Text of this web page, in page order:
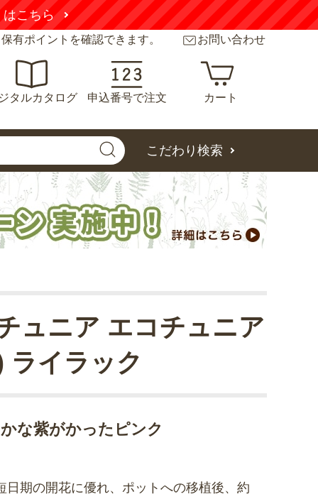
はこちら
有ポイントを確認できます。 お問い合わせ
タルカタログ 申込番号で注文 カート
こだわり検索
な紫がかったピンク
ュニア エコチュニア
ライラック
日期の開花に優れ、ポットへの移植後、約